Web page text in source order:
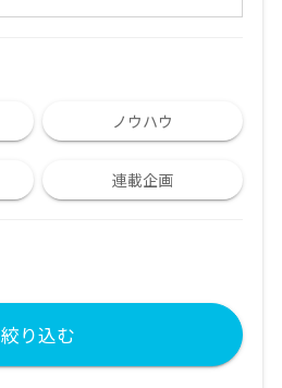
ノウハウ
連載企画
絞り込む